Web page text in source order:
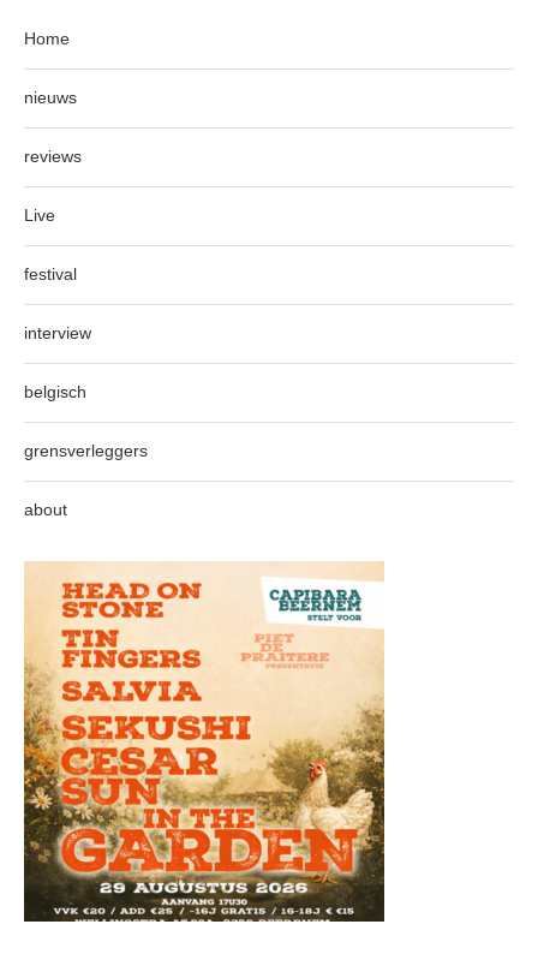
Home
nieuws
reviews
Live
festival
interview
belgisch
grensverleggers
about